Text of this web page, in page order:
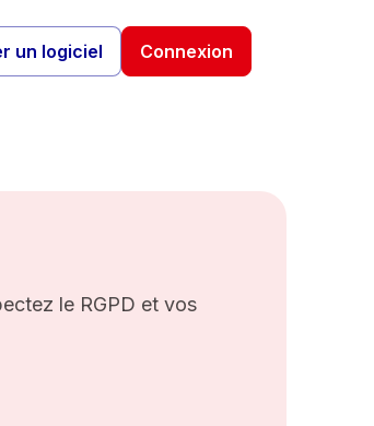
un logiciel Connexion
le RGPD et vos